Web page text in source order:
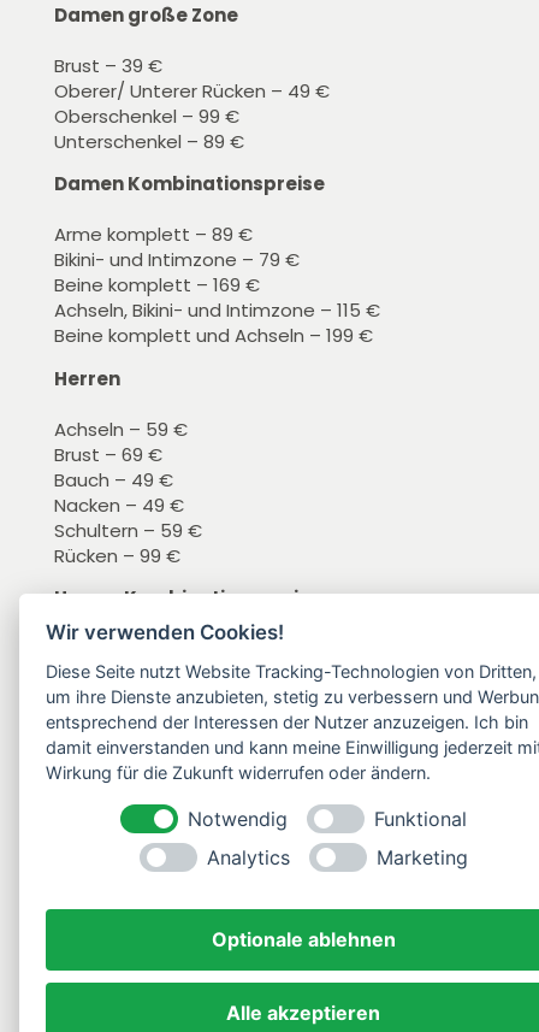
Damen große Zone
Brust – 39 €
Oberer/ Unterer Rücken – 49 €
Oberschenkel – 99 €
Unterschenkel – 89 €
Damen Kombinationspreise
Arme komplett – 89 €
Bikini- und Intimzone – 79 €
Beine komplett – 169 €
Achseln, Bikini- und Intimzone – 115 €
Beine komplett und Achseln – 199 €
Herren
Achseln – 59 €
Brust – 69 €
Bauch – 49 €
Nacken – 49 €
Schultern – 59 €
Rücken – 99 €
Herren Kombinationspreise
Brust und Bauch – 90 €
Rücken, Nacken und Schultern – 179 €
Alle Preise inkl. MwSt.
Wir verwenden Cookies!
Diese Seite nutzt Website Tracking-Technologien von Dritten,
um ihre Dienste anzubieten, stetig zu verbessern und
entsprechend der Interessen der Nutzer anzuzeigen. Ich bin
damit einverstanden und kann meine Einwilligung jederzeit
Wirkung für die Zukunft widerrufen oder ändern.
Notwendig
Funktional
Analytics
Marketing
Optionale ablehnen
Alle akzeptieren